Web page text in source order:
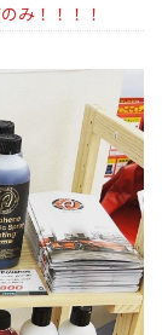
み！！！！